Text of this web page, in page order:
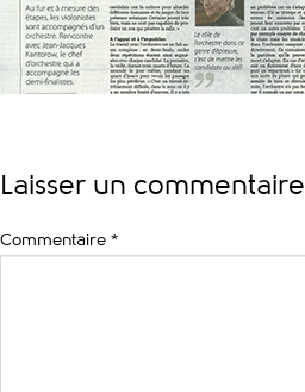
Laisser un commentaire
Commentaire *